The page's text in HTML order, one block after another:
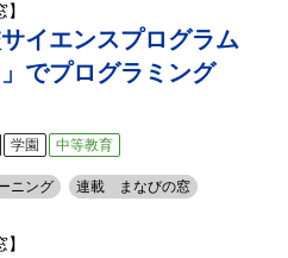
イエンスプログラム
」でプログラミング
学園 中等教育
ニング 連載 まなびの窓